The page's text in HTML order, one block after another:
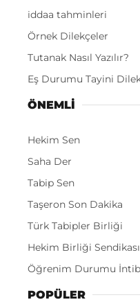
iddaa tahminleri
Örnek Dilekçeler
Tutanak Nasıl Yazılır?
Eş Durumu Tayini
ÖNEMLI
Hekim Sen
Saha Der
Tabip Sen
Taşeron Son Dakika
Türk Tabipler Birliği
Hekim Birliği Sendikası
Öğrenim Durumu
POPÜLER